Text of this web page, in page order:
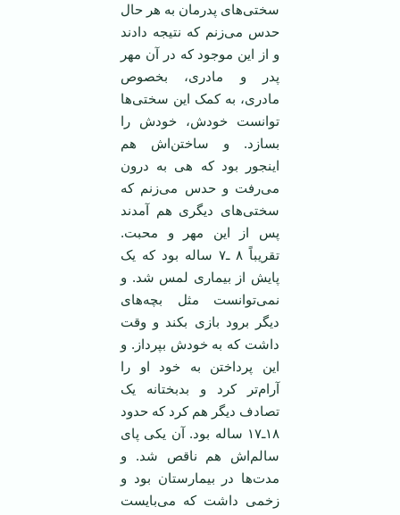
سختی‌های پدرمان به هر حال
حدس می‌زنم که نتیجه دادند
و از این موجود که در آن مهر
پدر و مادری، بخصوص
مادری، به کمک این سختی‌ها
توانست خودش، خودش را
بسازد. و ساختن‌اش هم
اینجور بود که هی به درون
می‌رفت و حدس می‌زنم که
سختی‌های دیگری هم آمدند
پس از این مهر و محبت.
تقریباً ۸ ـ۷ ساله بود که یک
پایش از بیماری لمس شد. و
نمی‌توانست مثل بچه‌های
دیگر برود بازی بکند و وقت
داشت که به خودش بپرداز. و
این پرداختن به خود او را
آرام‌تر کرد و بدبختانه یک
تصادف دیگر هم کرد که حدود
۱۸ـ۱۷ ساله بود. آن یکی پای
سالم‌اش هم ناقص شد. و
مدت‌ها در بیمارستان بود و
زخمی داشت که می‌بایست